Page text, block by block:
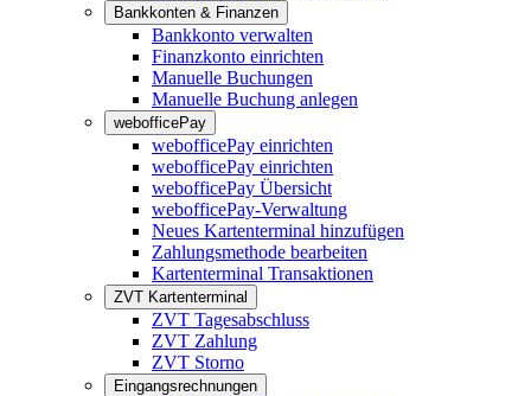
Bankkonten & Finanzen
Bankkonto verwalten
Finanzkonto einrichten
Manuelle Buchungen
Manuelle Buchung anlegen
webofficePay
webofficePay einrichten
webofficePay einrichten
webofficePay Übersicht
webofficePay-Verwaltung
Neues Kartenterminal hinzufügen
Zahlungsmethode bearbeiten
Kartenterminal Transaktionen
ZVT Kartenterminal
ZVT Tagesabschluss
ZVT Zahlung
ZVT Storno
Eingangsrechnungen